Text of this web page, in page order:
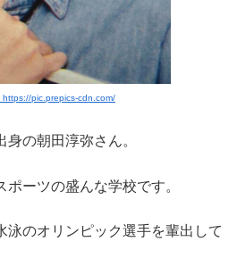
https://pic.prepics-cdn.com/
身の朝田淳弥さん。
ーツの盛んな学校です。
泳のオリンピック選手を輩出して